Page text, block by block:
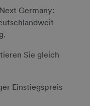
Germany:
Sie gleich
Einstiegspreis